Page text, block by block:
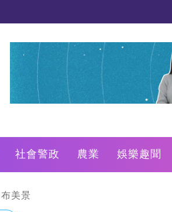
社會警政 農業 娛樂趣聞
美景